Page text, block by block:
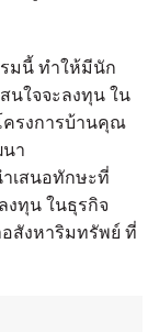
มนี้ ทำให้มีนัก
นใจจะลงทุน ใน
ครงการบ้านคุณ
า
เสนอทักษะที่
งทุน ในธุรกิจ
สังหาริมทรัพย์ ที่